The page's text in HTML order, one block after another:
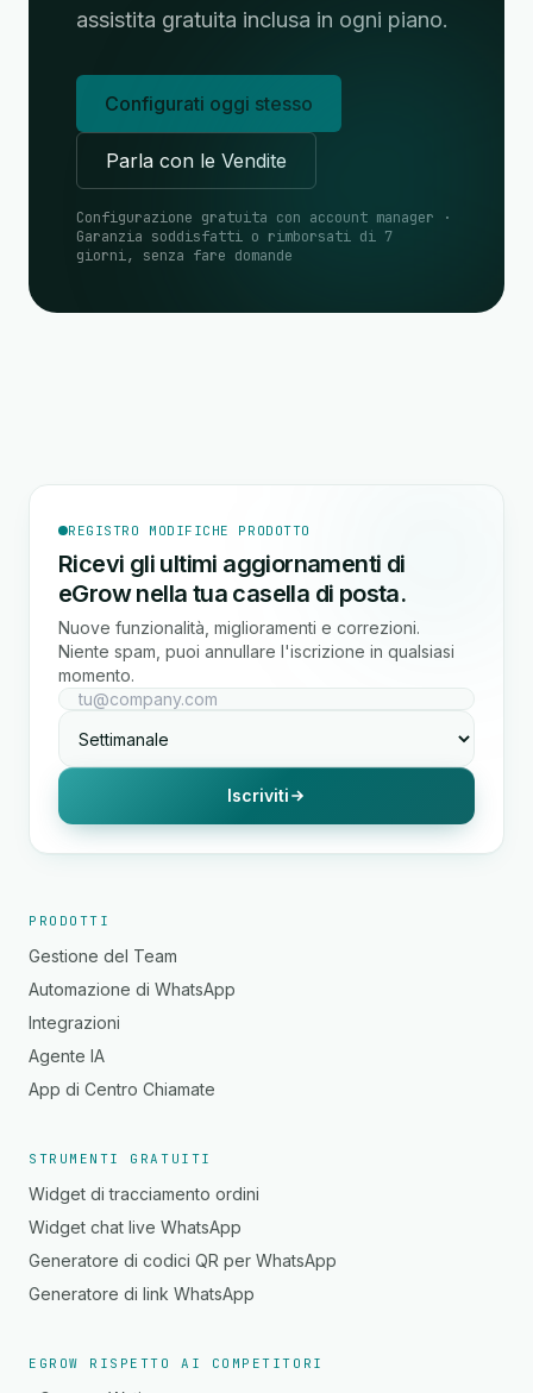
assistita gratuita inclusa in ogni piano.
Configurati oggi stesso
Parla con le Vendite
Configurazione gratuita con account manager ·
Garanzia soddisfatti o rimborsati di 7
giorni, senza fare domande
REGISTRO MODIFICHE PRODOTTO
Ricevi gli ultimi aggiornamenti di
eGrow nella tua casella di posta.
Nuove funzionalità, miglioramenti e correzioni.
Niente spam, puoi annullare l'iscrizione in qualsiasi
momento.
Iscriviti
PRODOTTI
Gestione del Team
Automazione di WhatsApp
Integrazioni
Agente IA
App di Centro Chiamate
STRUMENTI GRATUITI
Widget di tracciamento ordini
Widget chat live WhatsApp
Generatore di codici QR per WhatsApp
Generatore di link WhatsApp
EGROW RISPETTO AI COMPETITORI